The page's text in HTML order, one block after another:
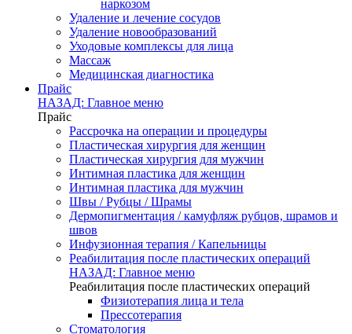
наркозом
Удаление и лечение сосудов
Удаление новообразований
Уходовые комплексы для лица
Массаж
Медицинская диагностика
Прайс
НАЗАД: Главное меню
Прайс
Рассрочка на операции и процедуры
Пластическая хирургия для женщин
Пластическая хирургия для мужчин
Интимная пластика для женщин
Интимная пластика для мужчин
Швы / Рубцы / Шрамы
Дермопигментация / камуфляж рубцов, шрамов и
швов
Инфузионная терапия / Капельницы
Реабилитация после пластических операций
НАЗАД: Главное меню
Реабилитация после пластических операций
Физиотерапия лица и тела
Прессотерапия
Стоматология